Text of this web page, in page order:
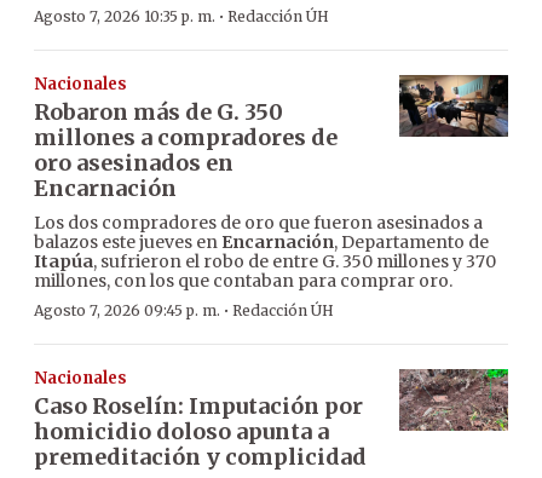
Agosto 7, 2026 10:35 p. m. · Redacción ÚH
Nacionales
Robaron más de G. 350
millones a compradores de
oro asesinados en
Encarnación
Los dos compradores de oro que fueron asesinados a
balazos este jueves en Encarnación, Departamento de
Itapúa, sufrieron el robo de entre G. 350 millones y 370
millones, con los que contaban para comprar oro.
Agosto 7, 2026 09:45 p. m. · Redacción ÚH
Nacionales
Caso Roselín: Imputación por
homicidio doloso apunta a
premeditación y complicidad